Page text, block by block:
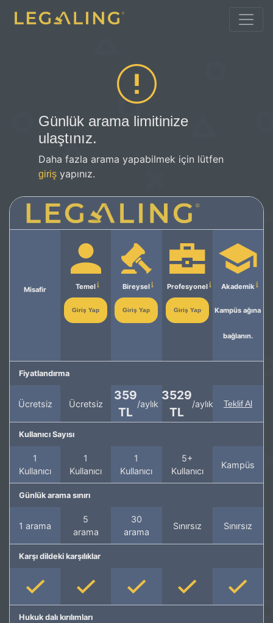
Günlük arama limitinize
ulaştınız.
Daha fazla arama yapabilmek için lütfen
giriş yapınız.
Misafir Temel
Giriş Yap
Bireysel
Giriş Yap
Profesyonel
Giriş Yap
Akademik
Kampüs ağına
bağlanın.
Fiyatlandırma
Ücretsiz Ücretsiz
359
TL
/aylık
3529
TL
/aylık Teklif Al
Kullanıcı Sayısı
1
Kullanıcı
1
Kullanıcı
1
Kullanıcı
5+
Kullanıcı
Kampüs
Günlük arama sınırı
1 arama
5
arama
30
arama
Sınırsız Sınırsız
Karşı dildeki karşılıklar
Hukuk dalı kırılımları